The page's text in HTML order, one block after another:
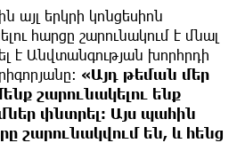
այլ երկրի կոնցեսիոն
հարցը շարունակում է մնալ
է Անվտանգության խորհրդի
«Այդ թեման մեր
շարունակելու ենք
փնտրել։ Այս պահին
շարունակվում են, և հենց